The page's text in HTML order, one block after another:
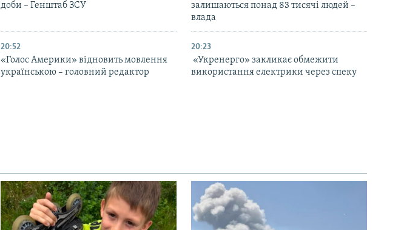
доби – Генштаб ЗСУ
залишаються понад 83 тисячі людей –
влада
20:52
«Голос Америки» відновить мовлення
українською – головний редактор
20:23
«Укренерго» закликає обмежити
використання електрики через спеку